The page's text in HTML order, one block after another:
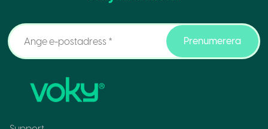
Prenumerera